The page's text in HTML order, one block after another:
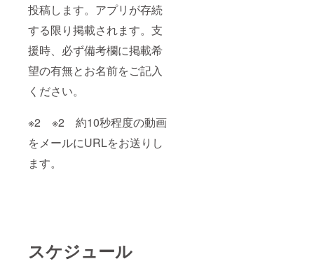
投稿します。アプリが存続
する限り掲載されます。支
援時、必ず備考欄に掲載希
望の有無とお名前をご記入
ください。
※2 ※2 約10秒程度の動画
をメールにURLをお送りし
ます。
スケジュール